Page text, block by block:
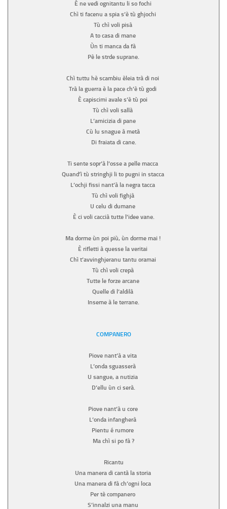
È ne vedi ognitantu li so fochi
Chì ti facenu a spia s’è tù ghjochi
Tù chì voli pisà
A to casa di mane
Ùn ti manca da fà
Pè le strde suprane.
Chì tuttu hè scambiu èleia trà di noi
Trà la guerra è la pace ch’è tù godi
È capiscimi avale s’è tù poi
Tù chì voli sallà
L’amicizia di pane
Cù lu snague à metà
Di fraiata di cane.
Ti sente sopr’à l’osse a pelle macca
Quand’ì tù stringhji li to pugni in stacca
L’ochji fissi nant’à la negra tacca
Tù chì voli fighjà
U celu di dumane
È ci voli caccià tutte l’idee vane.
Ma dorme ùn poi più, ùn dorme mai !
È rifletti à quesse la veritai
Chì t’avvinghjeranu tantu oramai
Tù chì voli crepà
Tutte le forze arcane
Quelle di l’aldilà
Inseme à le terrane.
COMPANERO
Piove nant’à a vita
L’onda sguasserà
U sangue, a nutizia
D’ellu ùn ci serà.
Piove nant’à u core
L’onda infangherà
Pientu é rumore
Ma chì si po fà ?
Ricantu
Una manera di cantà la storia
Una manera di fà ch’ogni loca
Per tè companero
S’innalzi una manu